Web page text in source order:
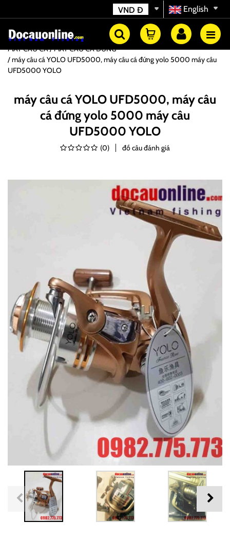
English
VND Đ
MÁY CÂU CÁ
MÁY CÂU CÁ ĐỨNG
máy câu cá YOLO UFD5000, máy câu cá đứng yolo 5000 máy câu
UFD5000 YOLO
máy câu cá YOLO UFD5000, máy câu
cá đứng yolo 5000 máy câu
UFD5000 YOLO
(0) đồ câu đánh giá